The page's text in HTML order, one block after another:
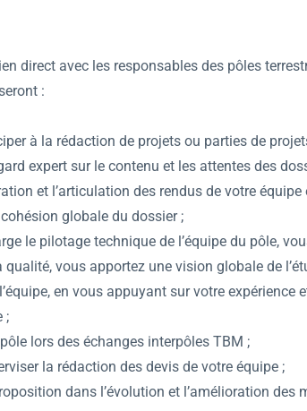
direct avec les responsables des pôles
:
à la rédaction de projets ou parties de
expert sur le contenu et les attentes des
et l’articulation des rendus de votre
globale du dossier ;
le pilotage technique de l’équipe du pôle,
qualité, vous apportez une vision globale de
en vous appuyant sur votre
;
lors des échanges interpôles TBM ;
la rédaction des devis de votre équipe ;
dans l’évolution et l’amélioration